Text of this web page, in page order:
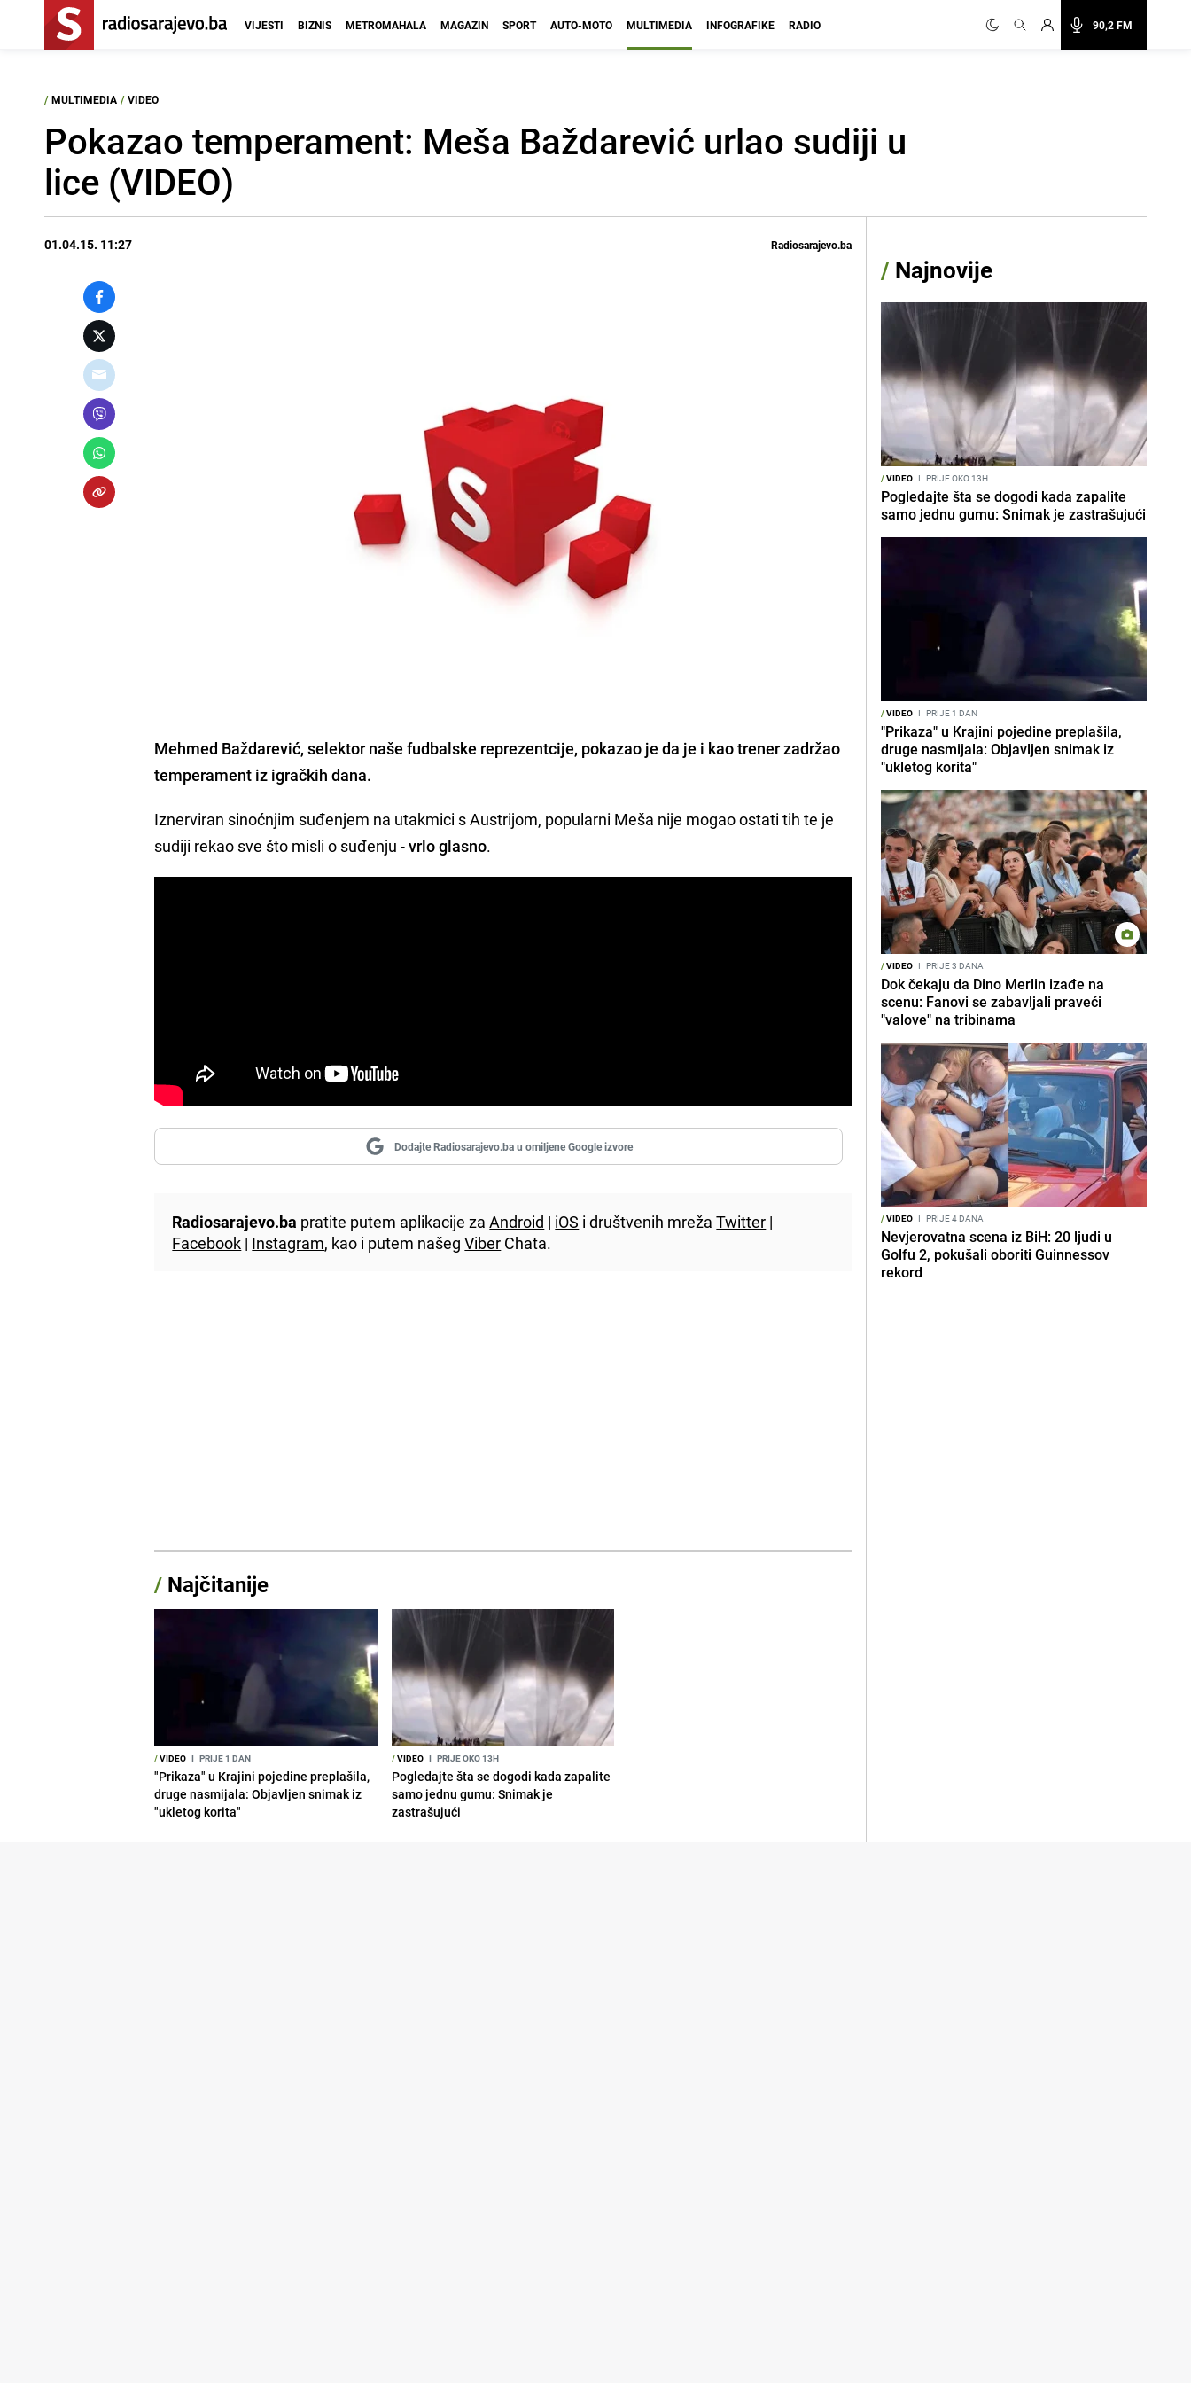
90,2 FM
VIJESTI BIZNIS METROMAHALA MAGAZIN SPORT AUTO-MOTO MULTIMEDIA INFOGRAFIKE RADIO
/ MULTIMEDIA / VIDEO
Pokazao temperament: Meša Baždarević urlao sudiji u
lice (VIDEO)
01.04.15. 11:27 Radiosarajevo.ba
Mehmed Baždarević, selektor naše fudbalske reprezentcije, pokazao je da je i kao trener zadržao
temperament iz igračkih dana.
Iznerviran sinoćnjim suđenjem na utakmici s Austrijom, popularni Meša nije mogao ostati tih te je
sudiji rekao sve što misli o suđenju -vrlo glasno.
Dodajte Radiosarajevo.ba u omiljene Google izvore
Radiosarajevo.ba pratite putem aplikacije zaAndroid | iOS i društvenih mrežaTwitter |
Facebook | Instagram, kao i putem našegViber Chata.
/ Najčitanije
/VIDEO I PRIJE 1 DAN
"Prikaza" u Krajini pojedine preplašila,
druge nasmijala: Objavljen snimak iz
"ukletog korita"
/VIDEO I PRIJE OKO 13H
Pogledajte šta se dogodi kada zapalite
samo jednu gumu: Snimak je
zastrašujući
/ Najnovije
/VIDEO I PRIJE OKO 13H
Pogledajte šta se dogodi kada zapalite
samo jednu gumu: Snimak je zastrašujući
/VIDEO I PRIJE 1 DAN
"Prikaza" u Krajini pojedine preplašila,
druge nasmijala: Objavljen snimak iz
"ukletog korita"
/VIDEO I PRIJE 3 DANA
Dok čekaju da Dino Merlin izađe na
scenu: Fanovi se zabavljali praveći
"valove" na tribinama
/VIDEO I PRIJE 4 DANA
Nevjerovatna scena iz BiH: 20 ljudi u
Golfu 2, pokušali oboriti Guinnessov
rekord